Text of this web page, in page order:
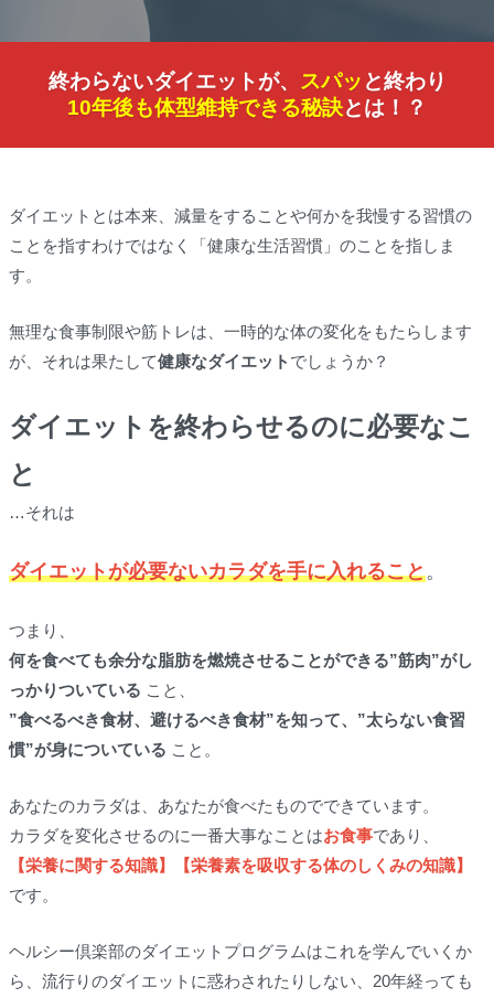
終わらないダイエットが、 スパッ と終わり
10年後も体型維持できる秘訣とは！？
ダイエットとは本来、減量をすることや何かを我慢する習慣の
ことを指すわけではなく「健康な生活習慣」のことを指しま
す。
無理な食事制限や筋トレは、一時的な体の変化をもたらします
が、それは果たして健康なダイエット でしょうか？
ダイエットを終わらせるのに必要なこ
と
…それは
ダイエットが必要ないカラダを手に入れること。
つまり、
何を食べても余分な脂肪を燃焼させることができる”筋肉”がし
っかりついている こと、
”食べるべき食材、避けるべき食材”を知って、”太らない食習
慣”が身についている こと。
あなたのカラダは、あなたが食べたものでできています。
カラダを変化させるのに一番大事なことはお食事であり、
【栄養に関する知識】【栄養素を吸収する体のしくみの知識】
です。
ヘルシー倶楽部のダイエットプログラムはこれを学んでいくか
ら、流行りのダイエットに惑わされたりしない、20年経っても